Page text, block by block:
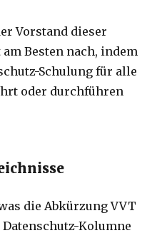
Vorstand dieser
Besten nach, indem
Schulung für alle
oder durchführen
die Abkürzung VVT
Kolumne